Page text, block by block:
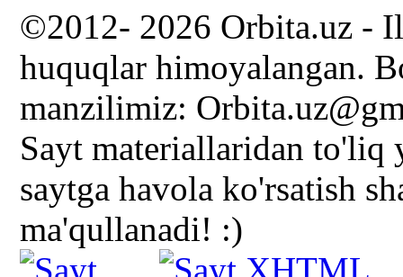
©2012- 2026 Orbita.uz -
huquqlar himoyalangan.
manzilimiz:
Sayt materiallaridan
saytga havola ko'rsatish
ma'qullanadi! :)